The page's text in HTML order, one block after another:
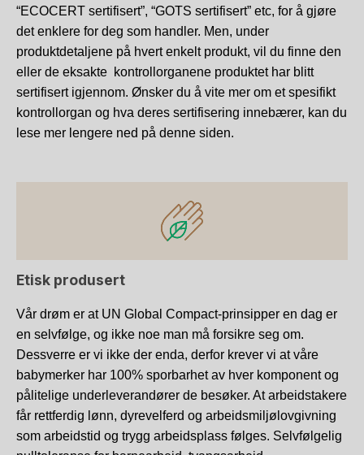
“ECOCERT sertifisert”, “GOTS sertifisert” etc, for å gjøre
det enklere for deg som handler. Men, under
produktdetaljene på hvert enkelt produkt, vil du finne den
eller de eksakte kontrollorganene produktet har blitt
sertifisert igjennom. Ønsker du å vite mer om et spesifikt
kontrollorgan og hva deres sertifisering innebærer, kan du
lese mer lengere ned på denne siden.
Etisk produsert
Vår drøm er at UN Global Compact-prinsipper en dag er
en selvfølge, og ikke noe man må forsikre seg om.
Dessverre er vi ikke der enda, derfor krever vi at våre
babymerker har 100% sporbarhet av hver komponent og
pålitelige underleverandører de besøker. At arbeidstakere
får rettferdig lønn, dyrevelferd og arbeidsmiljølovgivning
som arbeidstid og trygg arbeidsplass følges. Selvfølgelig